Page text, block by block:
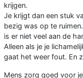
krijgen.
Je krijgt dan een stuk
bezig was op te
is er niet veel aan de
Alleen als je je
gaat het weer fout. En
Mens zorg goed voor